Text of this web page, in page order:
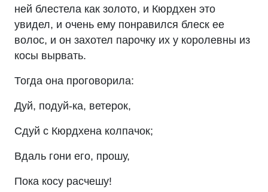
ней блестела как золото, и Кюрдхен это
увидел, и очень ему понравился блеск ее
волос, и он захотел парочку их у королевны из
косы вырвать.
Тогда она проговорила:
Дуй, подуй-ка, ветерок,
Сдуй с Кюрдхена колпачок;
Вдаль гони его, прошу,
Пока косу расчешу!